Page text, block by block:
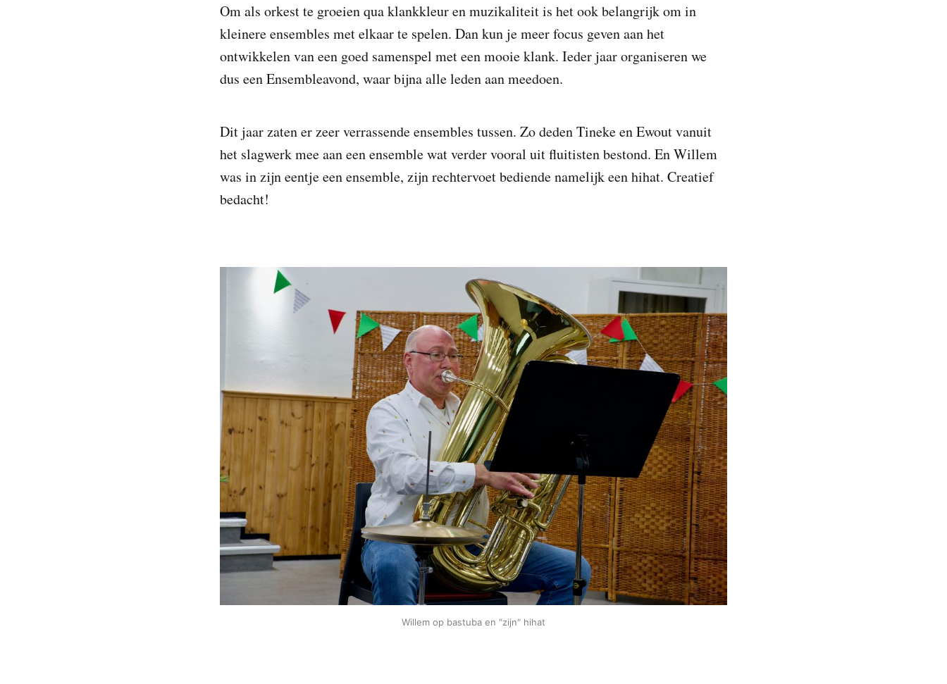
Om als orkest te groeien qua klankkleur en muzikaliteit is het ook belangrijk om in
kleinere ensembles met elkaar te spelen. Dan kun je meer focus geven aan het
ontwikkelen van een goed samenspel met een mooie klank. Ieder jaar organiseren we
dus een Ensembleavond, waar bijna alle leden aan meedoen.
Dit jaar zaten er zeer verrassende ensembles tussen. Zo deden Tineke en Ewout vanuit
het slagwerk mee aan een ensemble wat verder vooral uit fluitisten bestond. En Willem
was in zijn eentje een ensemble, zijn rechtervoet bediende namelijk een hihat. Creatief
bedacht!
Willem op bastuba en "zijn" hihat